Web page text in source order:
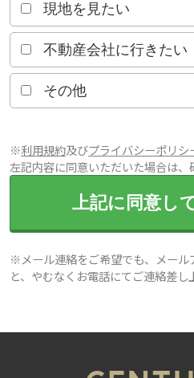
現地を見たい
不動産会社に行きたい
その他
※利用規約及びプライバシーポリシ
左記内容に同意いただいた場合は、
上記に同意し
※メール連絡をご希望でも、メール
と、やむなくお電話にてご連絡差し